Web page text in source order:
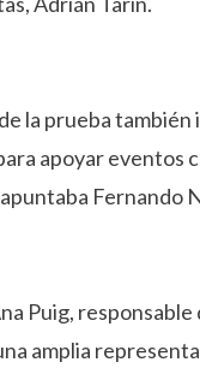
la prueba
apoyar eventos
Fernando
Puig,
amplia